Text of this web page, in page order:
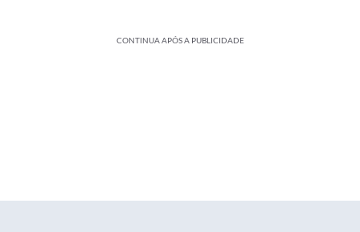
CONTINUA APÓS A PUBLICIDADE